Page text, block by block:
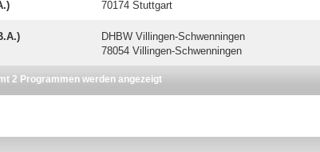
70174 Stuttgart
DHBW Villingen-Schwenningen
78054 Villingen-Schwenningen
2 Programmen werden angezeigt